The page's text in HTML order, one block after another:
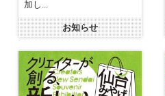
加し...
お知らせ